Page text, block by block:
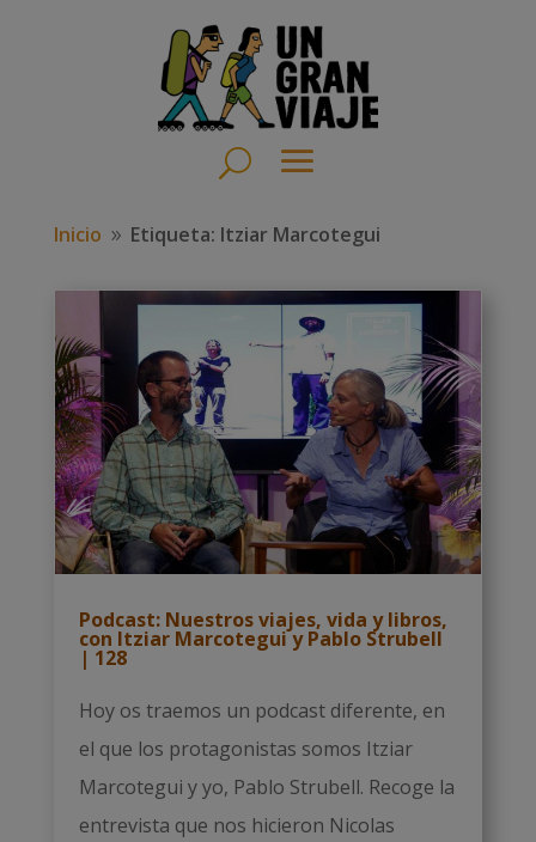
Inicio 9 Etiqueta: Itziar Marcotegui
Podcast: Nuestros viajes, vida y libros,
con Itziar Marcotegui y Pablo Strubell
| 128
Hoy os traemos un podcast diferente, en
el que los protagonistas somos Itziar
Marcotegui y yo, Pablo Strubell. Recoge la
entrevista que nos hicieron Nicolas